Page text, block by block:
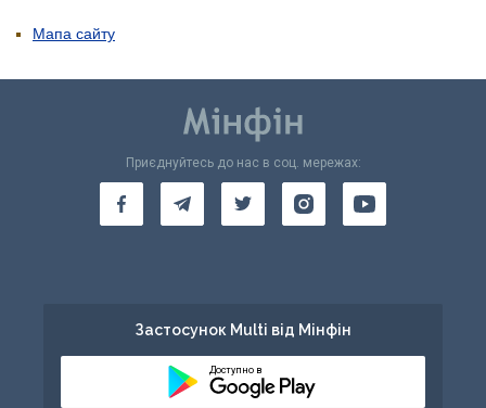
Мапа сайту
Приєднуйтесь до нас в соц. мережах:
Застосунок Multi від Мінфін
Доступно в